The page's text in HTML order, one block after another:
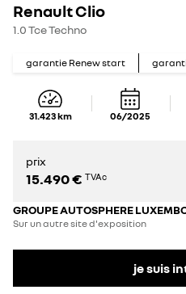
Renault Clio
1.0 Tce Techno
garantie Renew start
31.423km 06/2025
prix
15.490 € TVAc
GROUPE AUTOSPHERE
Sur un autre site d'exposition
je suis